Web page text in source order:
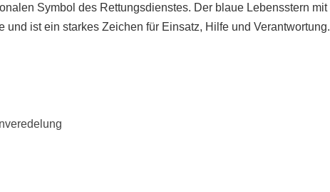
Symbol des Rettungsdienstes. Der blaue Lebensstern mit
ist ein starkes Zeichen für Einsatz, Hilfe und Verantwortung.